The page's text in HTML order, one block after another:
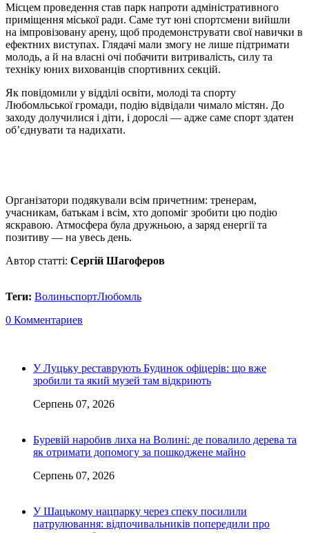
Місцем проведення став парк напроти адміністративного
приміщення міської ради. Саме тут юні спортсмени вийшли
на імпровізовану арену, щоб продемонструвати свої навички в
ефектних виступах. Глядачі мали змогу не лише підтримати
молодь, а й на власні очі побачити витривалість, силу та
техніку юних вихованців спортивних секцій.
Як повідомили у відділі освіти, молоді та спорту
Любомльської громади, подію відвідали чимало містян. До
заходу долучилися і діти, і дорослі — адже саме спорт здатен
об’єднувати та надихати.
Організатори подякували всім причетним: тренерам,
учасникам, батькам і всім, хто допоміг зробити цю подію
яскравою. Атмосфера була дружньою, а заряд енергії та
позитиву — на увесь день.
Автор статті: Сергій Шагоферов
Теги: ВолиньспортЛюбомль
0 Комментариев
У Луцьку реставрують Будинок офіцерів: що вже
зробили та який музей там відкриють
Серпень 07, 2026
Буревій наробив лиха на Волині: де повалило дерева та
як отримати допомогу за пошкоджене майно
Серпень 07, 2026
У Шацькому нацпарку через спеку посилили
патрулювання: відпочивальників попередили про